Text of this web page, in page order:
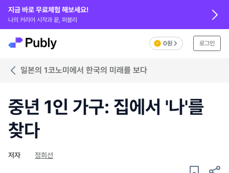
지금 바로 무료체험 해보세요!
나의 커리어 시작과 끝, 퍼블리
0원 로그인
일본의 1코노미에서 한국의 미래를 보다
중년 1인 가구: 집에서 '나'를
찾다
저자 정희선